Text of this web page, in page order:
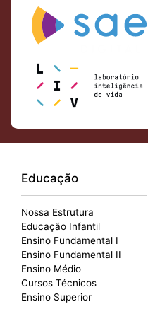
Educação
Nossa Estrutura
Educação Infantil
Ensino Fundamental I
Ensino Fundamental II
Ensino Médio
Cursos Técnicos
Ensino Superior